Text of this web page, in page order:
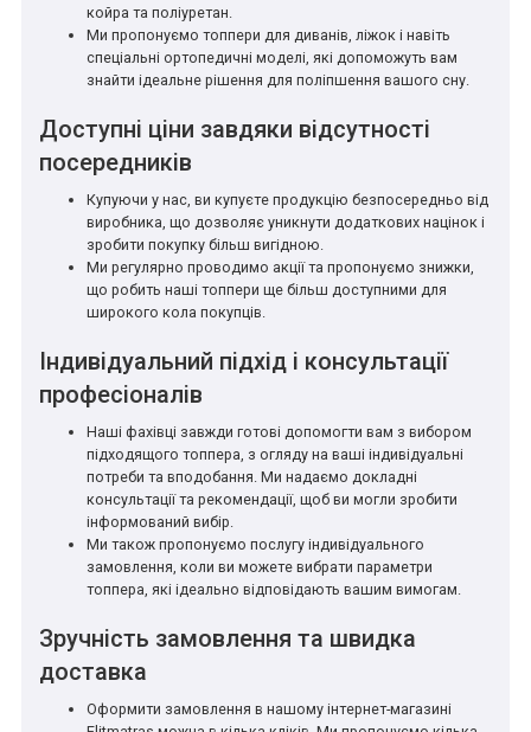
койра та поліуретан.
Ми пропонуємо топпери для диванів, ліжок і навіть
спеціальні ортопедичні моделі, які допоможуть вам
знайти ідеальне рішення для поліпшення вашого сну.
Доступні ціни завдяки відсутності
посередників
Купуючи у нас, ви купуєте продукцію безпосередньо від
виробника, що дозволяє уникнути додаткових націнок і
зробити покупку більш вигідною.
Ми регулярно проводимо акції та пропонуємо знижки,
що робить наші топпери ще більш доступними для
широкого кола покупців.
Індивідуальний підхід і консультації
професіоналів
Наші фахівці завжди готові допомогти вам з вибором
підходящого топпера, з огляду на ваші індивідуальні
потреби та вподобання. Ми надаємо докладні
консультації та рекомендації, щоб ви могли зробити
інформований вибір.
Ми також пропонуємо послугу індивідуального
замовлення, коли ви можете вибрати параметри
топпера, які ідеально відповідають вашим вимогам.
Зручність замовлення та швидка
доставка
Оформити замовлення в нашому інтернет-магазині